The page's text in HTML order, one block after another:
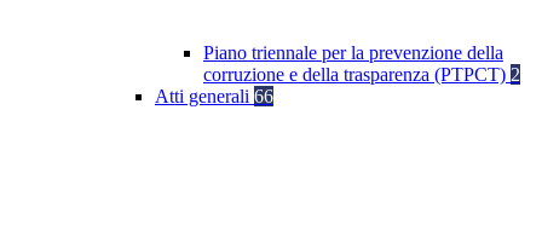
Piano triennale per la prevenzione della
corruzione e della trasparenza (PTPCT) 2
Atti generali 66